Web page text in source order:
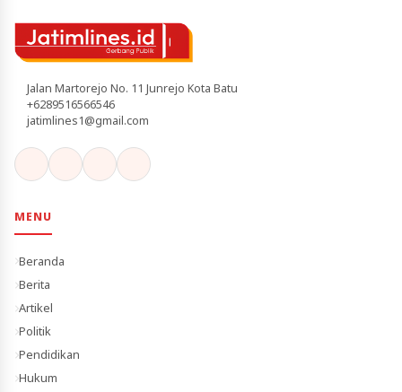
Jalan Martorejo No. 11 Junrejo Kota Batu
+6289516566546
jatimlines1@gmail.com
MENU
Beranda
Berita
Artikel
Politik
Pendidikan
Hukum